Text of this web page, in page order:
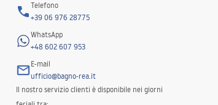
Telefono
+39 06 976 28775
WhatsApp
+48 602 607 953
E-mail
ufficio@bagno-rea.it
Il nostro servizio clienti è disponibile nei giorni